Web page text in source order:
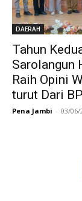
DAERAH
Tahun
Sarolangun
Raih Opini
turut Dari
Pena Jambi - 03/06/